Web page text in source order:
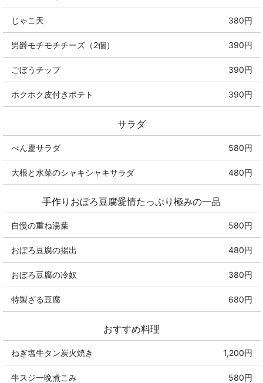
じゃこ天 380円
男爵モチモチチーズ（2個） 390円
ごぼうチップ 390円
ホクホク皮付きポテト 390円
サラダ
べん慶サラダ 580円
大根と水菜のシャキシャキサラダ 480円
手作りおぼろ豆腐愛情たっぷり極みの一品
自慢の重ね湯葉 580円
おぼろ豆腐の揚出 480円
おぼろ豆腐の冷奴 380円
特製ざる豆腐 680円
おすすめ料理
ねぎ塩牛タン炭火焼き 1,200円
牛スジ一晩煮こみ 580円